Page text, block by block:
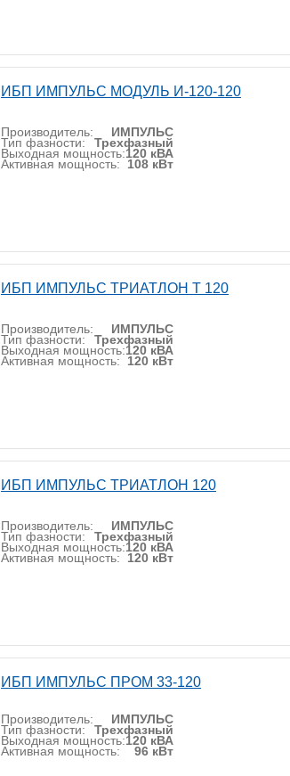
ИБП ИМПУЛЬС МОДУЛЬ И-120-120
Производитель: ИМПУЛЬС
Тип фазности: Трехфазный
Выходная мощность:120 кВА
Активная мощность: 108 кВт
ИБП ИМПУЛЬС ТРИАТЛОН Т 120
Производитель: ИМПУЛЬС
Тип фазности: Трехфазный
Выходная мощность:120 кВА
Активная мощность: 120 кВт
ИБП ИМПУЛЬС ТРИАТЛОН 120
Производитель: ИМПУЛЬС
Тип фазности: Трехфазный
Выходная мощность:120 кВА
Активная мощность: 120 кВт
ИБП ИМПУЛЬС ПРОМ 33-120
Производитель: ИМПУЛЬС
Тип фазности: Трехфазный
Выходная мощность:120 кВА
Активная мощность: 96 кВт